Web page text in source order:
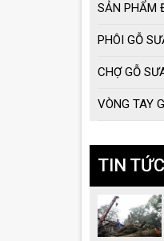
SẢN PHẨM
PHÔI GỖ
CHỢ GỖ
VÒNG TAY
TIN TỨC